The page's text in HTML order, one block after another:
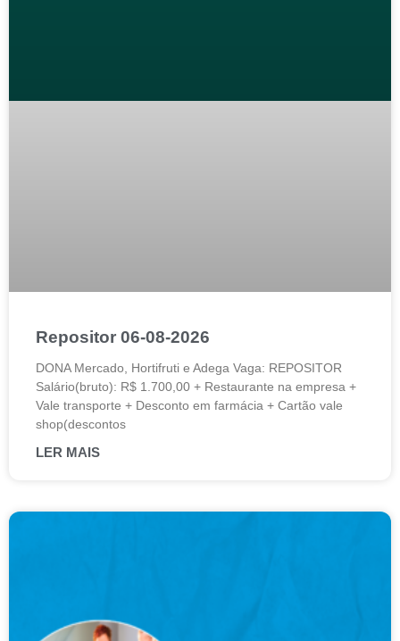
Repositor 06-08-2026
DONA Mercado, Hortifruti e Adega Vaga: REPOSITOR
Salário(bruto): R$ 1.700,00 + Restaurante na empresa +
Vale transporte + Desconto em farmácia + Cartão vale
shop(descontos
LER MAIS